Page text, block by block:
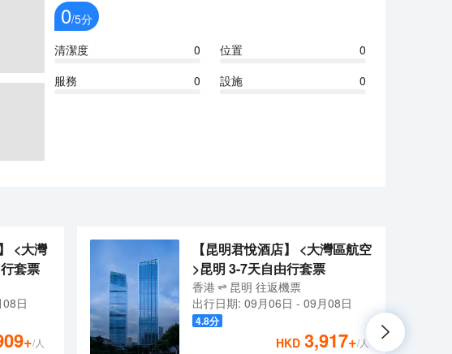
0/5分
清潔度
0 位置
0
服務
0 設施 0
<大灣
套票
日
+/人
【昆明君悅酒店】 <大灣區航空
>昆明 3-7天自由行套票
香港 昆明 往返機票
出行日期: 09月06日 - 09月08日
4.8分
HKD 3,917+/人